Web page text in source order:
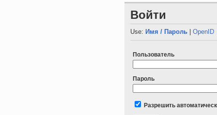
Войти
Use: Имя / Пароль |OpenID
Пользователь
Пароль
Разрешить